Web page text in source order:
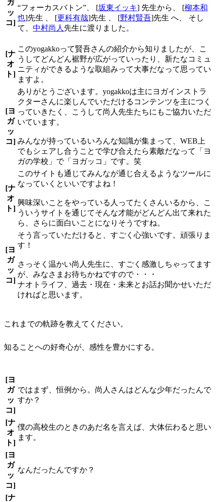
ガ
ッ
コ]
“フォーカスバトン”、 [坂東イッキ] 先生から、 [柳本和
也]先生 、 [更科有哉]先生 、 [野村賢吾]先生 へ、 そし
て、 中村尚人 先生に渡りました。
[ナ
オ
ト]
このyogakkoって賢吾さんの紹介から知りましたが、こ
うしてどんどん裾野が広がっていったり、新たなコミュ
ニティができるような取組みって大事だなって思ってい
ますよ。
[ヨ
ガ
ッ
コ]
ありがとうございます。yogakkoは主にヨガインストラ
クターさんに楽しんでいただけるコンテンツを主につく
っていきたく、こうして尚人先生たちにもご協力いただ
いています。
みんなが持っているいろんな知識が集まって、WEB上
でもシェアし合うことで学び合えたら素敵だなって「ヨ
ガの学校」で「ヨガッコ」です。笑
[ナ
オ
ト]
このサイトも通じてみんなが通じ合えるようなツールに
なっていくといいですよね！
興味深いことをやっている人ってたくさんいるから、こ
ういうサイトを通じてそんな才能がどんどん出て来れた
ら、さらに面白いことになりそうですね。
[ヨ
ガ
ッ
コ]
そう言っていただけると、すごく心強いです。頑張りま
す！
さっそく温かい尚人先生に、すごく感激しちゃってます
が、みなさまお待ちかねですので・・・
ナオトライフ、過去・現在・未来とお話お聞かせいただ
ければと思います。
これまでの軌跡を教えてください。
知ることへの好奇心が、感性を豊かにする。
[ヨ
ガ
ッ
コ]
ではまず、恒例から。尚人さんはどんな少年だったんで
すか？
[ナ
オ
ト]
僕の高校生のときのあだ名を言えば、大体伝わると思い
ます。
[ヨ
ガ
ッ
コ]
なんだったんですか？
[ナ